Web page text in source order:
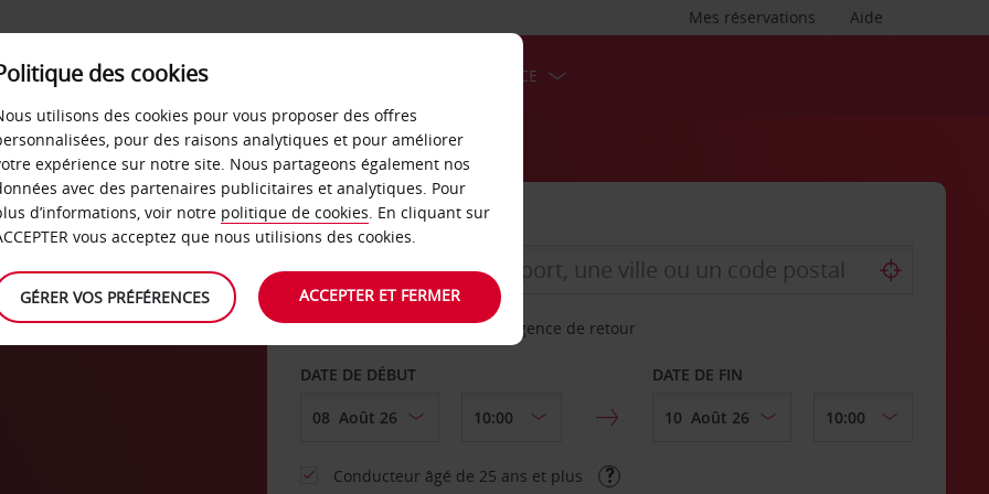
Aide
Mes réservations
SERVICES &
LOCATION
LIBRE-SERVICE
AGENCE DE DÉPART
Sélectionnez une autre agence de retour
DATE DE DÉBUT DATE DE FIN
Conducteur âgé de 25 ans et plus
des cookies
utilisons des cookies pour vous proposer des offres
pour des raisons analytiques et pour améliorer
expérience sur notre site. Nous partageons également nos
avec des partenaires publicitaires et analytiques. Pour
d’informations, voir notre politique de cookies. En cliquant sur
vous acceptez que nous utilisions des cookies.
GÉRER VOS PRÉFÉRENCES ACCEPTER ET FERMER